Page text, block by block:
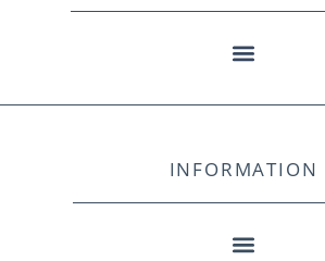
INFORMATION